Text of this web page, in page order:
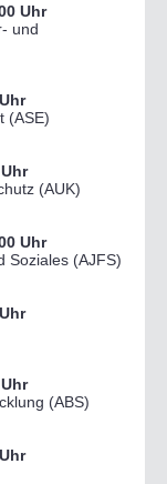
Uhr
und
(ASE)
(AUK)
Uhr
Soziales (AJFS)
(ABS)